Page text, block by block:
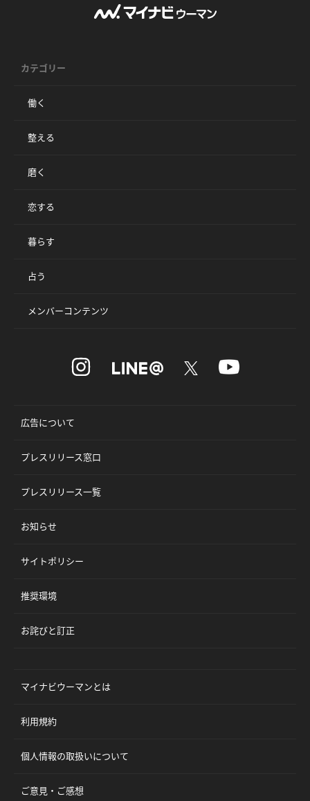
カテゴリー
働く
整える
磨く
恋する
暮らす
占う
メンバーコンテンツ
広告について
プレスリリース窓口
プレスリリース一覧
お知らせ
サイトポリシー
推奨環境
お詫びと訂正
マイナビウーマンとは
利用規約
個人情報の取扱いについて
ご意見・ご感想